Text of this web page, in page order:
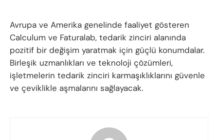
Avrupa ve Amerika genelinde faaliyet gösteren
Calculum ve Faturalab, tedarik zinciri alanında
pozitif bir değişim yaratmak için güçlü konumdalar.
Birleşik uzmanlıkları ve teknoloji çözümleri,
işletmelerin tedarik zinciri karmaşıklıklarını güvenle
ve çeviklikle aşmalarını sağlayacak.